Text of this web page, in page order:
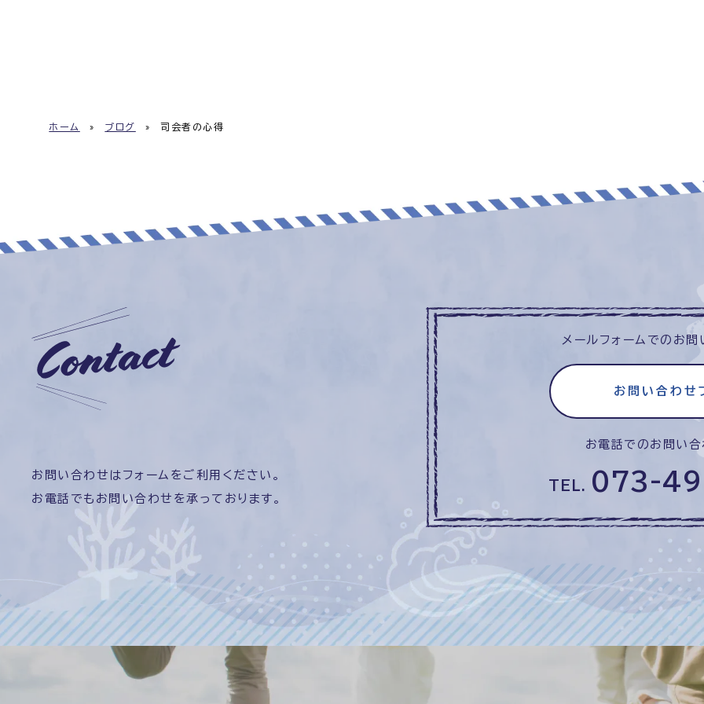
ョ
ホーム » ブログ » 司会者の心得
お問い合わせはフォームをご利用ください。
お電話でもお問い合わせを承っております。
メールフォームでのお
お問い合わせ
お電話でのお問い合
TEL. 073-